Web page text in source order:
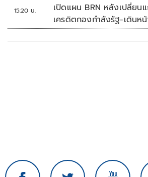
15:20 น.
เปิดแผน BRN หลังเปลี่ยน
เครดิตกองกำลังรัฐ-เดินห